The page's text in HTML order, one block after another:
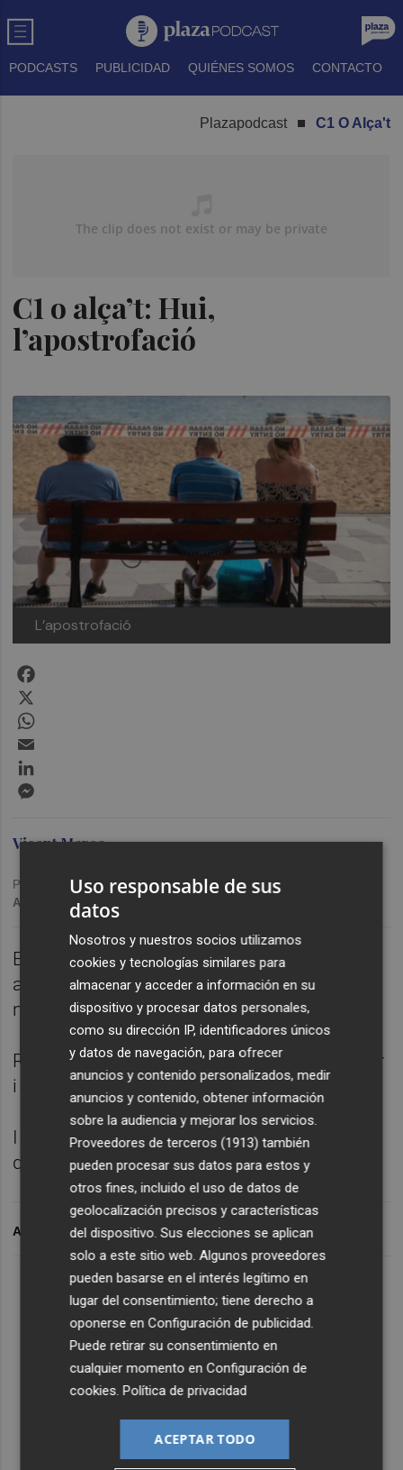
PODCASTS PUBLICIDAD QUIÉNES SOMOS CONTACTO
Plazapodcast C1 O Alça't
C1 o alça’t: Hui,
l’apostrofació
L’apostrofació
Lo Más Escuchado
Suscríbete al canal de
Whatsapp
¡Quiero suscribirme!
Vicent Marco
Publicado: 17/11/2020 ·14:59
Actualizado: 21/02/2024 · 10:59
El tema del dia és el temps lliure i les
activitats associades a l’oci. Parlem de la
normativa de l’apostrofació.
Repassem la diferència entre abaixar i baixar
i també entre pujar i apujar.
I parlem amb una professora de valencià,
que també ha sigut recentment alumna.
ARCHIVADO EN
Uso responsable de sus
datos
Nosotros y nuestros socios utilizamos
cookies y tecnologías similares para
almacenar y acceder a información en su
dispositivo y procesar datos personales,
como su dirección IP, identificadores únicos
y datos de navegación, para ofrecer
anuncios y contenido personalizados, medir
anuncios y contenido, obtener información
sobre la audiencia y mejorar los servicios.
Proveedores de terceros (1913) también
pueden procesar sus datos para estos y
otros fines, incluido el uso de datos de
geolocalización precisos y características
del dispositivo. Sus elecciones se aplican
solo a este sitio web. Algunos proveedores
pueden basarse en el interés legítimo en
lugar del consentimiento; tiene derecho a
oponerse enConfiguración de publicidad
Puede retirar su consentimiento en
cualquier momento enConfiguración de
cookies .Política de privacidad
ACEPTAR TODO